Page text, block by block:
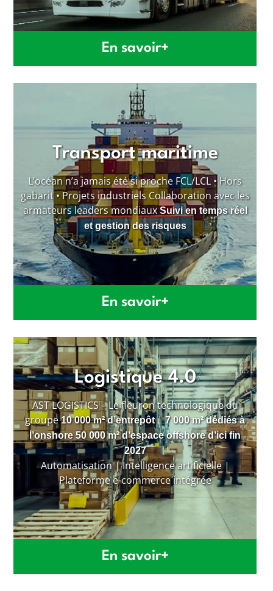
En savoir+
Transport maritime
L’océan n’a jamais été si proche FCL/LCL • Hors
gabarit • Projets industriels Collaboration avec les
armateurs leaders mondiauxSuivi en temps réel
et gestion des risques
En savoir+
Logistique 4.0
AST LOGISTICS – Le fleuron technologique du
groupe10 000 m² d’entrepôt|7 000 m² dédiés à
l’onshore 50 000 m² d’espace offshore d’ici fin
2027
Automatisation | Intelligence artificielle |
Plateforme e-commerce intégrée
En savoir+